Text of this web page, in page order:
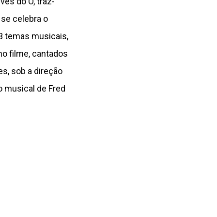
celebra o
temas musicais,
filme, cantados
sob a direção
musical de Fred